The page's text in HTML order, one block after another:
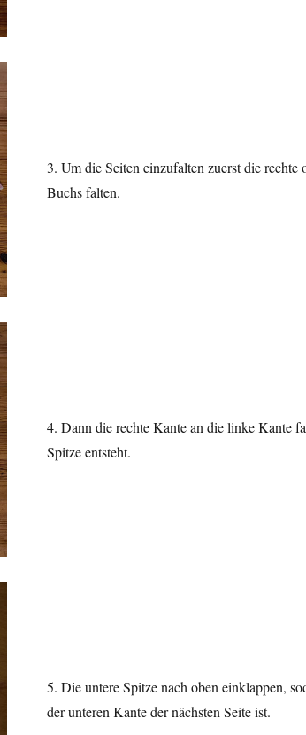
3. Um die Seiten einzufalten zuerst die rechte
Buchs falten.
4. Dann die rechte Kante an die linke Kante
Spitze entsteht.
5. Die untere Spitze nach oben einklappen,
der unteren Kante der nächsten Seite ist.